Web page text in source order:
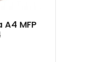
MFP